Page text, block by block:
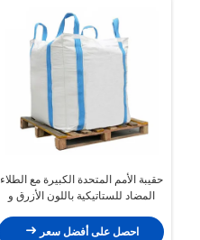
حقيبة الأمم المتحدة الكبيرة مع الطلاء
المضاد للستاتيكية باللون الأزرق و
احصل على أفضل سعر